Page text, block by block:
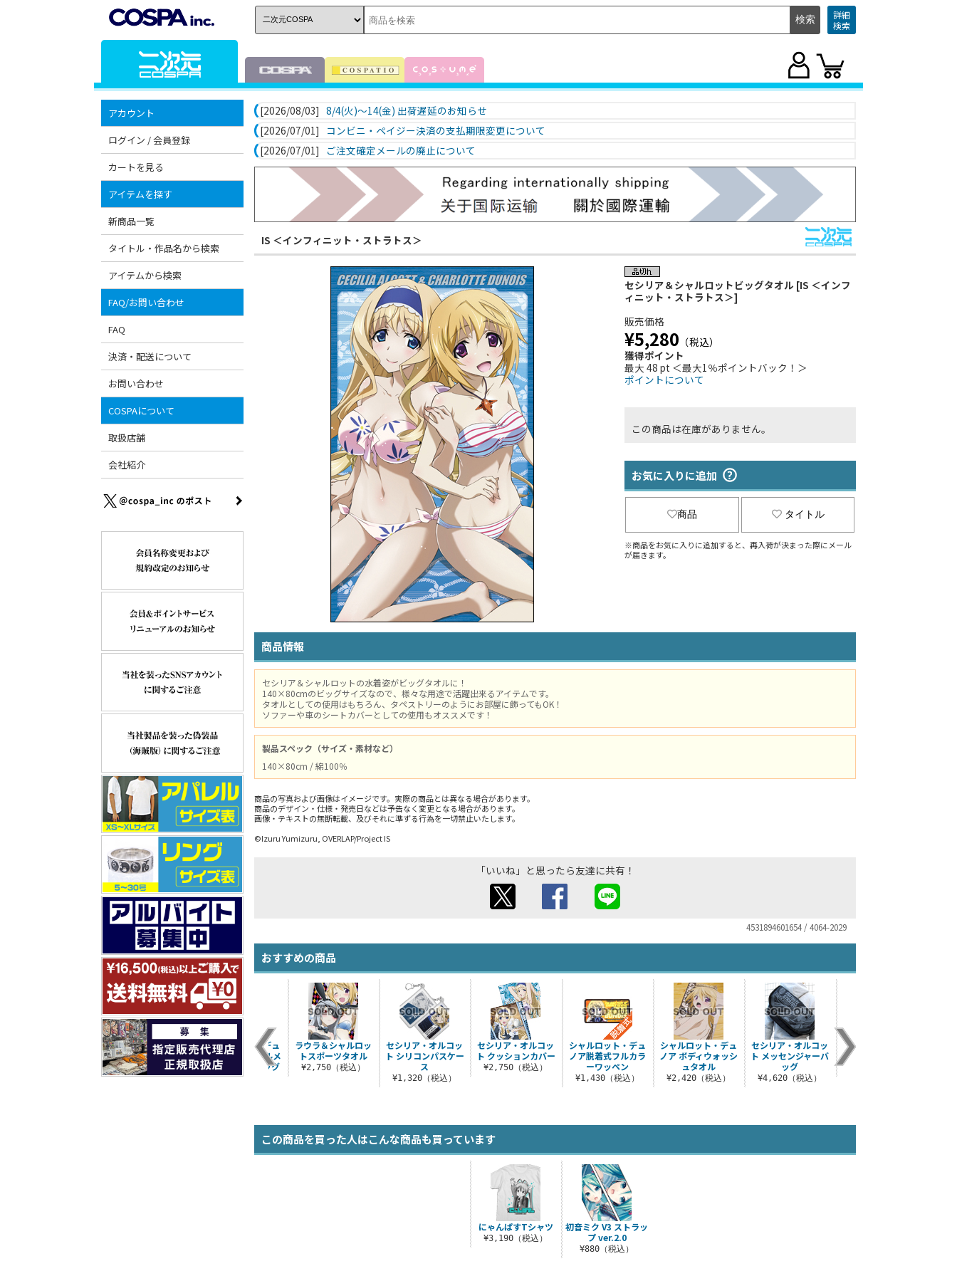
詳細
検索
アカウント
ログイン / 会員登録
カートを見る
アイテムを探す
新商品一覧
タイトル・作品名から検索
アイテムから検索
FAQ/お問い合わせ
FAQ
決済・配送について
お問い合わせ
COSPAについて
取扱店舗
会社紹介
[2026/08/03] 8/4(火)～14(金) 出荷遅延のお知らせ
[2026/07/01]
コンビニ・ペイジー決済の支払期限変更について
[2026/07/01]
ご注文確定メールの廃止について
IS ＜インフィニット・ストラトス＞
セシリア＆シャルロットビッグタオル [IS ＜インフ
ィニット・ストラトス＞]
販売価格
¥5,280 （税込）
獲得ポイント
最大 48 pt ＜最大1％ポイントバック！＞
ポイントについて
この商品は在庫がありません。
お気に入りに追加
商品 タイトル
※商品をお気に入りに追加すると、再入荷が決まった際にメール
が届きます。
商品情報
セシリア＆シャルロットの水着姿がビッグタオルに！
140×80cmのビッグサイズなので、様々な用途で活躍出来るアイテムです。
タオルとしての使用はもちろん、タペストリーのようにお部屋に飾ってもOK！
ソファーや車のシートカバーとしての使用もオススメです！
製品スペック（サイズ・素材など）
140×80cm / 綿100％
商品の写真および画像はイメージです。実際の商品とは異なる場合があります。
商品のデザイン・仕様・発売日などは予告なく変更となる場合があります。
画像・テキストの無断転載、及びそれに準ずる行為を一切禁止いたします。
©Izuru Yumizuru, OVERLAP/Project IS
「いいね」と思ったら友達に共有！
4531894601654 / 4064-2029
おすすめの商品
セシリア・オルコッ
ト クッションカバー
¥2,750（税込）
シャルロット・デュ
ノア脱着式フルカラ
ーワッペン
¥1,430（税込）
シャルロット・デュ
ノア ボディウォッシ
ュタオル
¥2,420（税込）
セシリア・オルコッ
ト メッセンジャーバ
ッグ
¥4,620（税込）
シャルロット・デュ
ノア メガネケース
シャルロット・デュ
ノア シリコンパスケ
ース
¥1,320（税込）
シャルロット・デュ
ノア リバーシブルメ
ッセンジャーバッグ
¥7,040（税込）
ラウラ＆シャルロッ
トスポーツタオル
¥2,750（税込）
セシリア・オルコッ
ト シリコンパスケー
ス
¥1,320（税込）
この商品を買った人はこんな商品も買っています
にゃんぱすTシャツ
¥3,190（税込）
初音ミク V3 ストラッ
プ ver.2.0
¥880（税込）